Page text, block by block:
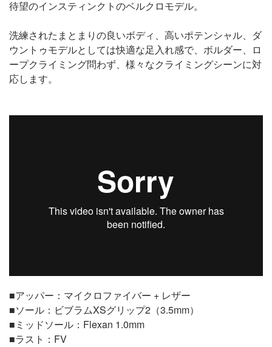
待望のインスティンクトのベルクロモデル。
洗練されたまとまりの良いボディ、高いポテンシャル、ダ
ウントゥモデルとしては快適な足入れ感で、ボルダー、ロ
ープクライミング問わず、様々なクライミングシーンに対
応します。
■アッパー：マイクロファイバー + レザー
■ソール：ビブラムXSグリップ2（3.5mm）
■ミッドソール：Flexan 1.0mm
■ラスト：FV